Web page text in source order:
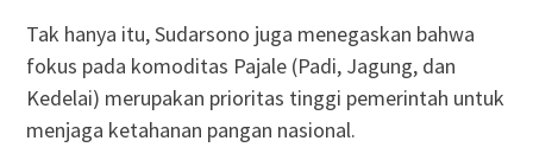
Tak hanya itu, Sudarsono juga menegaskan bahwa
fokus pada komoditas Pajale (Padi, Jagung, dan
Kedelai) merupakan prioritas tinggi pemerintah untuk
menjaga ketahanan pangan nasional.